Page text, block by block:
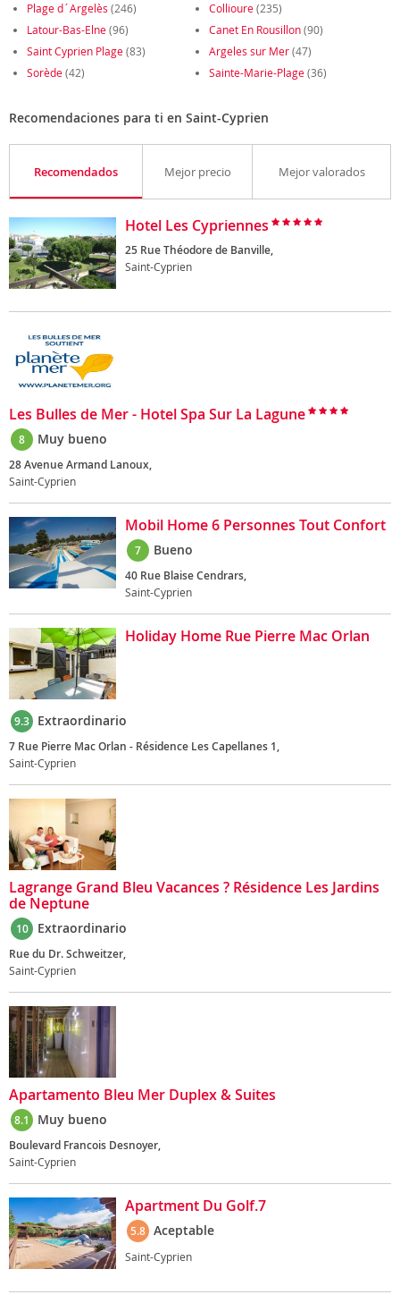
Plage d´Argelès (246) Collioure(235)
Latour-Bas-Elne(96) Canet En Rousillon(90)
Saint Cyprien Plage(83) Argeles sur Mer(47)
Sorède(42) Sainte-Marie-Plage(36)
Recomendaciones para ti en Saint-Cyprien
Recomendados Mejor precio Mejor valorados
Hotel Les Cypriennes
25 Rue Théodore de Banville,
Saint-Cyprien
Les Bulles de Mer - Hotel Spa Sur La Lagune
8 Muy bueno
28 Avenue Armand Lanoux,
Saint-Cyprien
Mobil Home 6 Personnes Tout Confort
7 Bueno
40 Rue Blaise Cendrars,
Saint-Cyprien
Holiday Home Rue Pierre Mac Orlan
9.3 Extraordinario
7 Rue Pierre Mac Orlan - Résidence Les Capellanes 1,
Saint-Cyprien
Lagrange Grand Bleu Vacances ? Résidence Les Jardins
de Neptune
10 Extraordinario
Rue du Dr. Schweitzer,
Saint-Cyprien
Apartamento Bleu Mer Duplex & Suites
8.1 Muy bueno
Boulevard Francois Desnoyer,
Saint-Cyprien
Apartment Du Golf.7
5.8 Aceptable
Saint-Cyprien